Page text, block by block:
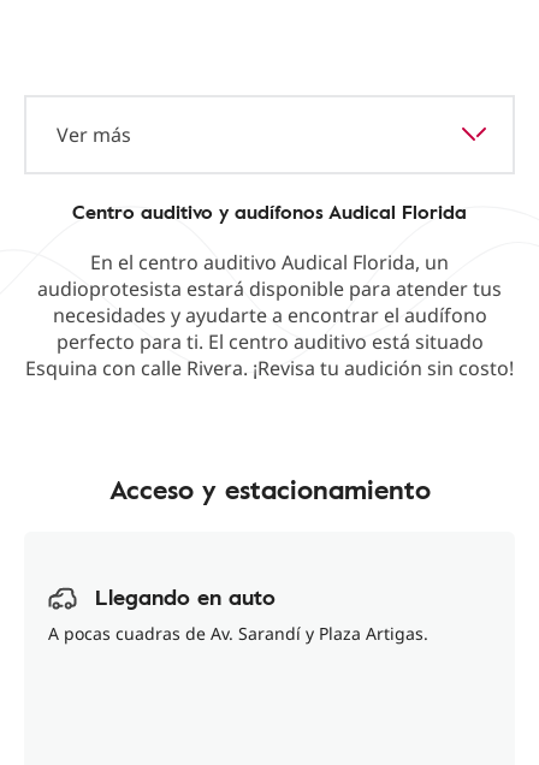
Ver más
Centro auditivo y audífonos Audical Florida
En el centro auditivo Audical Florida, un
audioprotesista estará disponible para atender tus
necesidades y ayudarte a encontrar el audífono
perfecto para ti. El centro auditivo está situado
Esquina con calle Rivera. ¡Revisa tu audición sin costo!
Acceso y estacionamiento
Llegando en auto
A pocas cuadras de Av. Sarandí y Plaza Artigas.